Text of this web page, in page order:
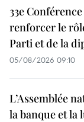
33e
renforcer le
Parti et de la
05/08/2026 09:10
L’Assemblée
la banque et la